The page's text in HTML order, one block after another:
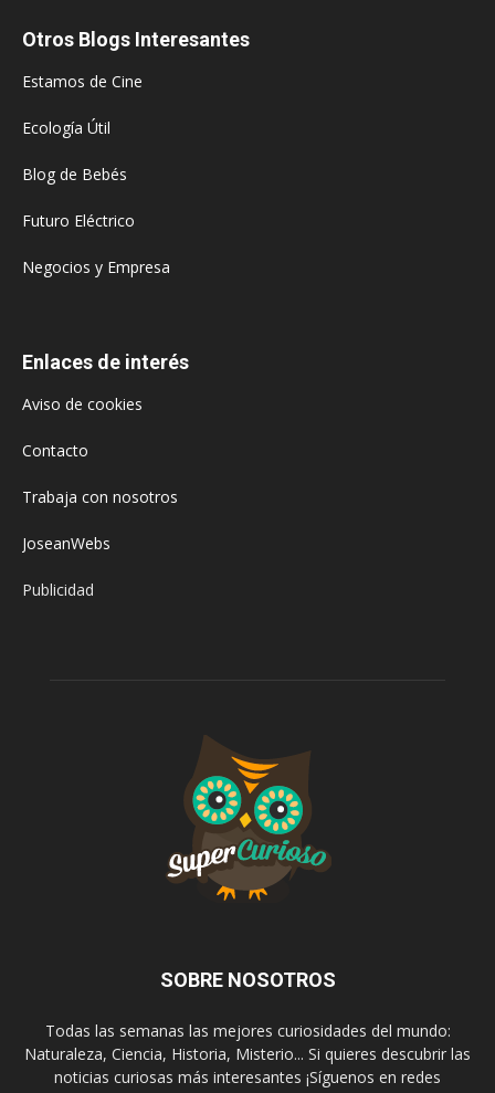
Otros Blogs Interesantes
Estamos de Cine
Ecología Útil
Blog de Bebés
Futuro Eléctrico
Negocios y Empresa
Enlaces de interés
Aviso de cookies
Contacto
Trabaja con nosotros
JoseanWebs
Publicidad
SOBRE NOSOTROS
Todas las semanas las mejores curiosidades del mundo:
Naturaleza, Ciencia, Historia, Misterio... Si quieres descubrir las
noticias curiosas más interesantes ¡Síguenos en redes